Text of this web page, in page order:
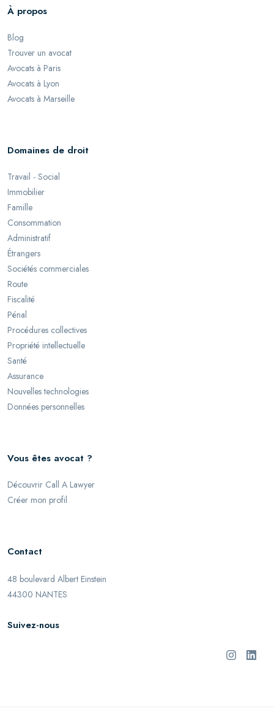
À propos
Blog
Trouver un avocat
Avocats à Paris
Avocats à Lyon
Avocats à Marseille
Domaines de droit
Travail - Social
Immobilier
Famille
Consommation
Administratif
Étrangers
Sociétés commerciales
Route
Fiscalité
Pénal
Procédures collectives
Propriété intellectuelle
Santé
Assurance
Nouvelles technologies
Données personnelles
Vous êtes avocat ?
Découvrir Call A Lawyer
Créer mon profil
Contact
48 boulevard Albert Einstein
44300 NANTES
Suivez-nous